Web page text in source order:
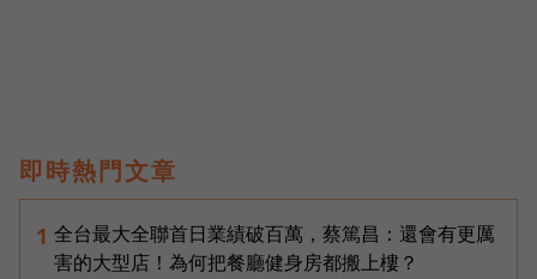
即時熱門文章
1 全台最大全聯首日業績破百萬，蔡篤昌：還會有更厲
害的大型店！為何把餐廳健身房都搬上樓？